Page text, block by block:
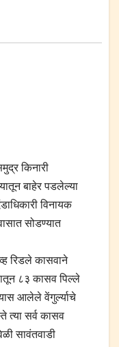
किनारी
बाहेर पडलेल्या
विनायक
सोडण्यात
रिडले कासवाने
८३ कासव पिल्ले
आलेले वेंगुर्ल्याचे
त्या सर्व कासव
सावंतवाडी